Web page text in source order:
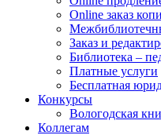
Online заказ
Заказ и
Библиотека –
Платные услуги
Бесплатная
Конкурсы
Вологодская
Коллегам